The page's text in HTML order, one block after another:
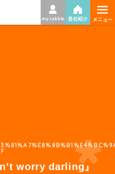
my Jabble 各校紹介 ≡
メニュー
worry darling』